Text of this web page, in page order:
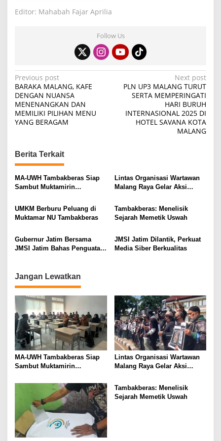
Editor: Mahabah Fajar Aprilia
Follow Us
P
o
s
t
a
v
i
g
a
t
o
Previous post
BARAKA MALANG, KAFE
DENGAN NUANSA
MENENANGKAN DAN
MEMILIKI PILIHAN MENU
YANG BERAGAM
Next post
PLN UP3 MALANG TURUT
SERTA MEMPERINGATI
HARI BURUH
INTERNASIONAL 2025 DI
HOTEL SAVANA KOTA
MALANG
Berita Terkait
MA-UWH Tambakberas Siap
Sambut Muktamirin
Lintas Organisasi Wartawan
Malang Raya Gelar Aksi
Ireng”
UMKM Berburu Peluang di
Muktamar NU Tambakberas
Tambakberas: Menelisik
Sejarah Memetik Uswah
Gubernur Jatim Bersama
JMSI Jatim Bahas Penguatan
JMSI Jatim Dilantik, Perkuat
Media Siber Berkualitas
Jangan Lewatkan
MA-UWH Tambakberas Siap
Sambut Muktamirin
Lintas Organisasi Wartawan
Malang Raya Gelar Aksi
Ireng”
Tambakberas: Menelisik
Sejarah Memetik Uswah